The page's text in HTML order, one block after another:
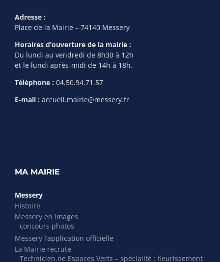
Adresse :
Place de la Mairie – 74140 Messery
Horaires d’ouverture de la mairie :
Du lundi au vendredi de 8h30 à 12h
et le lundi après-midi de 14h à 18h.
Téléphone : 04.50.94.71.57
E-mail : accueil.mairie@messery.fr
MA MAIRIE
Messery
Histoire
Messery en images
concours photos
Messery l’application officielle
La Mairie recrute
Technicien.ne Espaces Verts – spécialité : fleurissement